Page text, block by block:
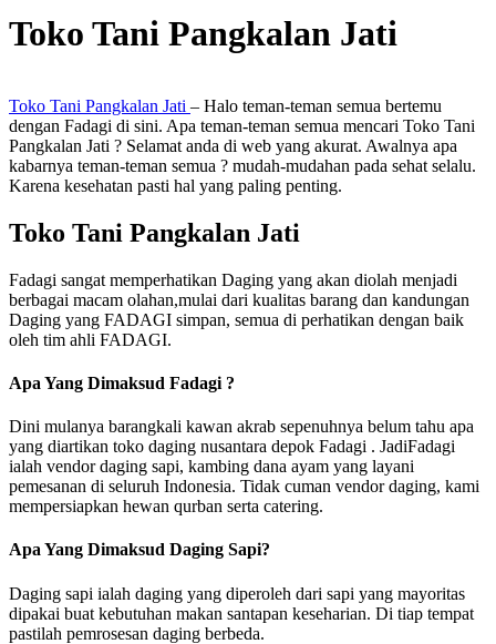
Toko Tani Pangkalan Jati
Toko Tani Pangkalan Jati – Halo teman-teman semua bertemu
dengan Fadagi di sini. Apa teman-teman semua mencari Toko Tani
Pangkalan Jati ? Selamat anda di web yang akurat. Awalnya apa
kabarnya teman-teman semua ? mudah-mudahan pada sehat selalu.
Karena kesehatan pasti hal yang paling penting.
Toko Tani Pangkalan Jati
Fadagi sangat memperhatikan Daging yang akan diolah menjadi
berbagai macam olahan,mulai dari kualitas barang dan kandungan
Daging yang FADAGI simpan, semua di perhatikan dengan baik
oleh tim ahli FADAGI.
Apa Yang Dimaksud Fadagi ?
Dini mulanya barangkali kawan akrab sepenuhnya belum tahu apa
yang diartikan toko daging nusantara depok Fadagi . JadiFadagi
ialah vendor daging sapi, kambing dana ayam yang layani
pemesanan di seluruh Indonesia. Tidak cuman vendor daging, kami
mempersiapkan hewan qurban serta catering.
Apa Yang Dimaksud Daging Sapi?
Daging sapi ialah daging yang diperoleh dari sapi yang mayoritas
dipakai buat kebutuhan makan santapan keseharian. Di tiap tempat
pastilah pemrosesan daging berbeda.